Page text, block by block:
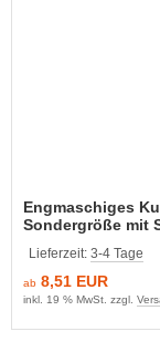
Engmaschiges
Sondergröße mit
Lieferzeit: 3-4 Tage
ab 8,51 EUR
inkl. 19 % MwSt. zzgl.